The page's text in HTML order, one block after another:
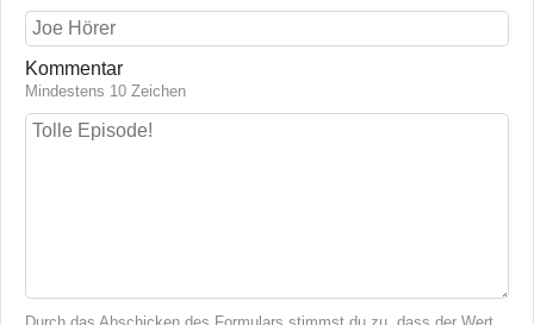
Kommentar
Mindestens 10 Zeichen